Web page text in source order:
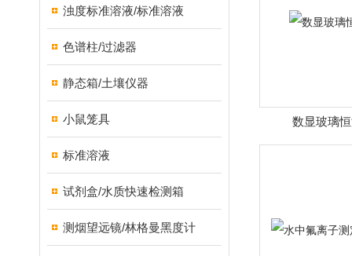
浊度标准溶液/标准溶液
色谱柱/过滤器
静态箱/土壤仪器
小鼠笼具
标准溶液
试剂盒/水质快速检测箱
测烟望远镜/林格曼黑度计
数显玻璃